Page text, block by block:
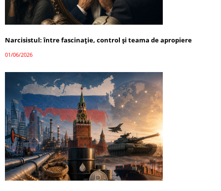
Narcisistul: între fascinație, control și teama de apropiere
01/06/2026